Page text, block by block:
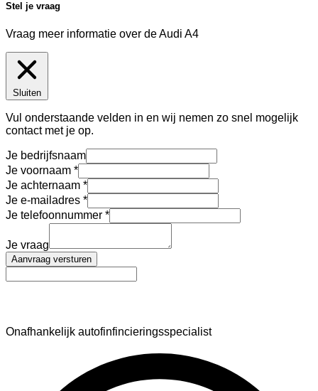
Stel je vraag
Vraag meer informatie over deAudi A4
Sluiten
Vul onderstaande velden in en wij nemen zo snel mogelijk
contact met je op.
Je bedrijfsnaam
Je voornaam
Je achternaam
Je e-mailadres
Je telefoonnummer
Je vraag
Aanvraag versturen
Onafhankelijk autofinfincieringsspecialist